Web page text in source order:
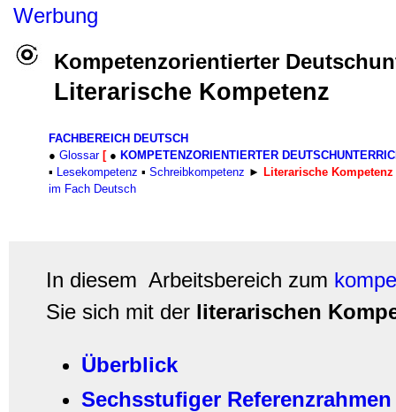
Werbung
Kompetenzorientierter
Literarische Kompetenz
FACHBEREICH DEUTSCH
● Glossar [● KOMPETENZORIENTIERTER
▪ Lesekompetenz ▪ Schreibkompetenz ► Literarische Kompetenz
im Fach Deutsch
In diesem Arbeitsbereich zum
Sie sich mit der literarischen
Überblick
Sechsstufiger Referenzrahmen